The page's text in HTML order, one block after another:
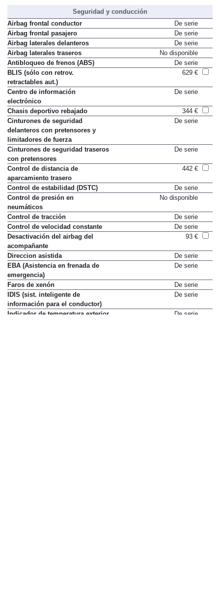
Seguridad y conducción
Airbag frontal conductor
De serie
Airbag frontal pasajero
De serie
Airbag laterales delanteros
De serie
Airbag laterales traseros
No disponible
Antibloqueo de frenos (ABS)
De serie
BLIS (sólo con retrov.
retractables aut.)
629 €
Centro de información
electrónico
De serie
Chasis deportivo rebajado
344 €
Cinturones de seguridad
delanteros con pretensores y
limitadores de fuerza
De serie
Cinturones de seguridad traseros
con pretensores
De serie
Control de distancia de
aparcamiento trasero
442 €
Control de estabilidad (DSTC)
De serie
Control de presión en
neumáticos
No disponible
Control de tracción
De serie
Control de velocidad constante
De serie
Desactivación del airbag del
acompañante
93 €
Direccion asistida
De serie
EBA (Asistencia en frenada de
emergencia)
De serie
Faros de xenón
De serie
IDIS (sist. inteligente de
información para el conductor)
De serie
Indicador de temperatura exterior
De serie